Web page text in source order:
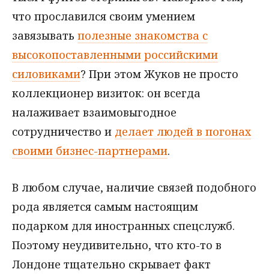
что прославился своим умением
завязывать полезные знакомства с
высокопоставленными российскими
силовиками? При этом Жуков не просто
коллекционер визиток: он всегда
налаживает взаимовыгодное
сотрудничество и делает людей в погонах
своими бизнес-партнерами.
В любом случае, наличие связей подобного
рода является самым настоящим
подарком для иностранных спецслужб.
Поэтому неудивительно, что кто-то в
Лондоне тщательно скрывает факт